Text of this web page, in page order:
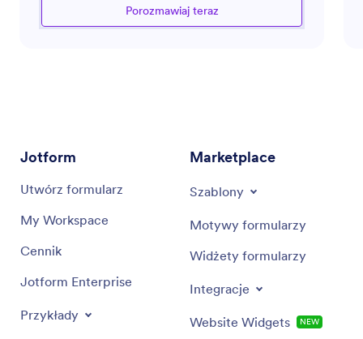
opisów stanowisk, rozwijanie programów
Porozmawiaj teraz
Jotform
Utwórz formularz
My Workspace
Cennik
Jotform Enterprise
Przykłady
Marketplace
Szablony
Motywy formularzy
Widżety formularzy
Integracje
Website Widgets NEW